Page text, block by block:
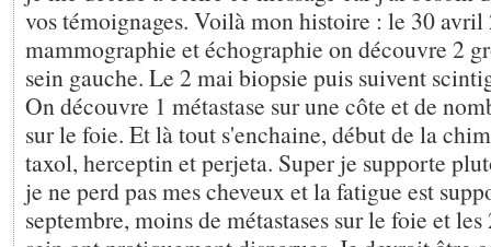
vos témoignages. Voilà mon histoire : le 30 avril
mammographie et échographie on découvre 2
sein gauche. Le 2 mai biopsie puis suivent
On découvre 1 métastase sur une côte et de
sur le foie. Et là tout s'enchaine, début de la
taxol, herceptin et perjeta. Super je supporte
je ne perd pas mes cheveux et la fatigue est
septembre, moins de métastases sur le foie et les